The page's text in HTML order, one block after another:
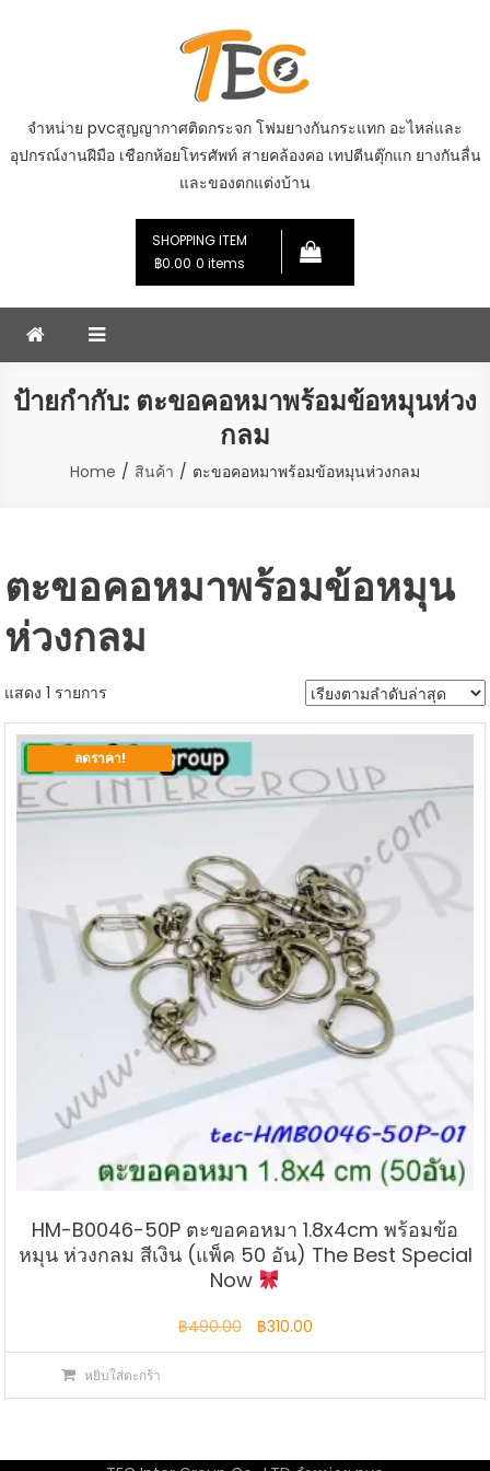
จำหน่าย pvcสูญญากาศติดกระจก โฟมยางกันกระแทก อะไหล่และ
อุปกรณ์งานฝีมือ เชือกห้อยโทรศัพท์ สายคล้องคอ เทปตีนตุ๊กแก ยางกันลื่น
และของตกแต่งบ้าน
SHOPPING ITEM
฿0.00 0 items
ป้ายกำกับ: ตะขอคอหมาพร้อมข้อหมุนห่วง
กลม
Home สินค้า ตะขอคอหมาพร้อมข้อหมุนห่วงกลม
ตะขอคอหมาพร้อมข้อหมุน
ห่วงกลม
แสดง 1 รายการ
ลดราคา!
HM-B0046-50P ตะขอคอหมา 1.8x4cm พร้อมข้อ
หมุน ห่วงกลม สีเงิน (แพ็ค 50 อัน) The Best Special
Now
฿490.00
Original
price
฿310.00Current
price
หยิบใส่ตะกร้า